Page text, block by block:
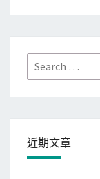
Search
for:
近期文章